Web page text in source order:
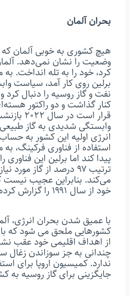
بحران آلمان
هیچ کشوری به خوبی آلمان که
وضعیت را نشان نمی‌دهد.
کرد، خود را به تله انداخت.
برلین روی کار آمد، سیاست
نفت و گاز روسیه را دنبال
کنار گذاشت و دو راکتور
قرار
انرژی اولیه این کشور به
استفاده از فناوری فرکینگ،
پیدا کند اما برلین این
ترتیب ۹۷ درصد از گاز
می‌کند. بنابراین عجیب
خود از سال ۱۹۹۱ را گزارش کرده است.
با عمیق شدن بحران انرژی،
کشورهایی ملحق می شود که
از اهداف اقلیمی خود عقب
چندانی به جز سوزاندن زغال
ندارد. کمیسیون اروپا برای
جایگزینی برای گاز روسیه به